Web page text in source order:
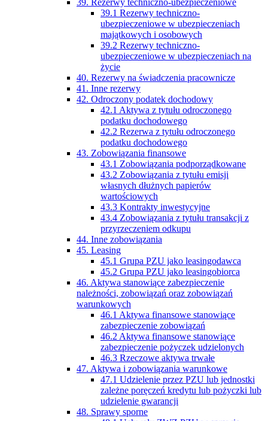
39.1 Rezerwy techniczno-
ubezpieczeniowe w ubezpieczeniach
majątkowych i osobowych
39.2 Rezerwy techniczno-
ubezpieczeniowe w ubezpieczeniach na
życie
40. Rezerwy na świadczenia pracownicze
41. Inne rezerwy
42. Odroczony podatek dochodowy
42.1 Aktywa z tytułu odroczonego
podatku dochodowego
42.2 Rezerwa z tytułu odroczonego
podatku dochodowego
43. Zobowiązania finansowe
43.1 Zobowiązania podporządkowane
43.2 Zobowiązania z tytułu emisji
własnych dłużnych papierów
wartościowych
43.3 Kontrakty inwestycyjne
43.4 Zobowiązania z tytułu transakcji z
przyrzeczeniem odkupu
44. Inne zobowiązania
45. Leasing
45.1 Grupa PZU jako leasingodawca
45.2 Grupa PZU jako leasingobiorca
46. Aktywa stanowiące zabezpieczenie
należności, zobowiązań oraz zobowiązań
warunkowych
46.1 Aktywa finansowe stanowiące
zabezpieczenie zobowiązań
46.2 Aktywa finansowe stanowiące
zabezpieczenie pożyczek udzielonych
46.3 Rzeczowe aktywa trwałe
47. Aktywa i zobowiązania warunkowe
47.1 Udzielenie przez PZU lub jednostki
zależne poręczeń kredytu lub pożyczki lub
udzielenie gwarancji
48. Sprawy sporne